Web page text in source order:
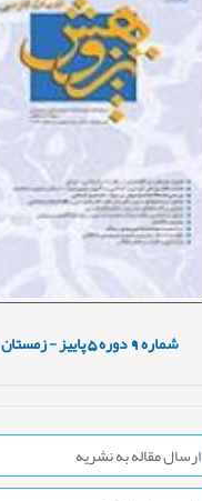
شماره دوره5 پاییز - زمستان
ارسال مقاله به نشریه